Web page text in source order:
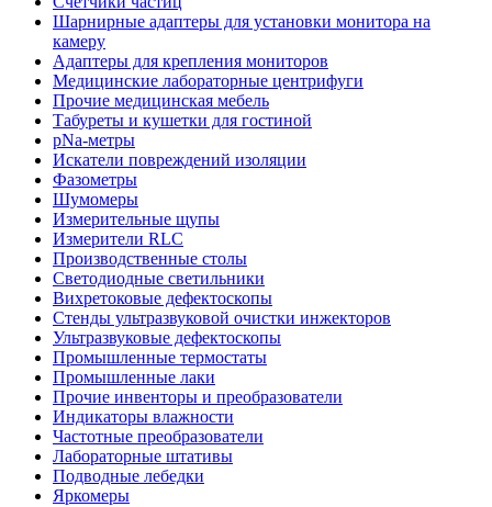
Шарнирные адаптеры для установки монитора на
камеру
Адаптеры для крепления мониторов
Медицинские лабораторные центрифуги
Прочие медицинская мебель
Табуреты и кушетки для гостиной
pNa-метры
Искатели повреждений изоляции
Фазометры
Шумомеры
Измерительные щупы
Измерители RLC
Производственные столы
Светодиодные светильники
Вихретоковые дефектоскопы
Стенды ультразвуковой очистки инжекторов
Ультразвуковые дефектоскопы
Промышленные термостаты
Промышленные лаки
Прочие инвенторы и преобразователи
Индикаторы влажности
Частотные преобразователи
Лабораторные штативы
Подводные лебедки
Яркомеры